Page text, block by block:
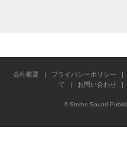
会社概要 | プライバシーポリシー |
て | お問い合わせ |
© Stereo Sound